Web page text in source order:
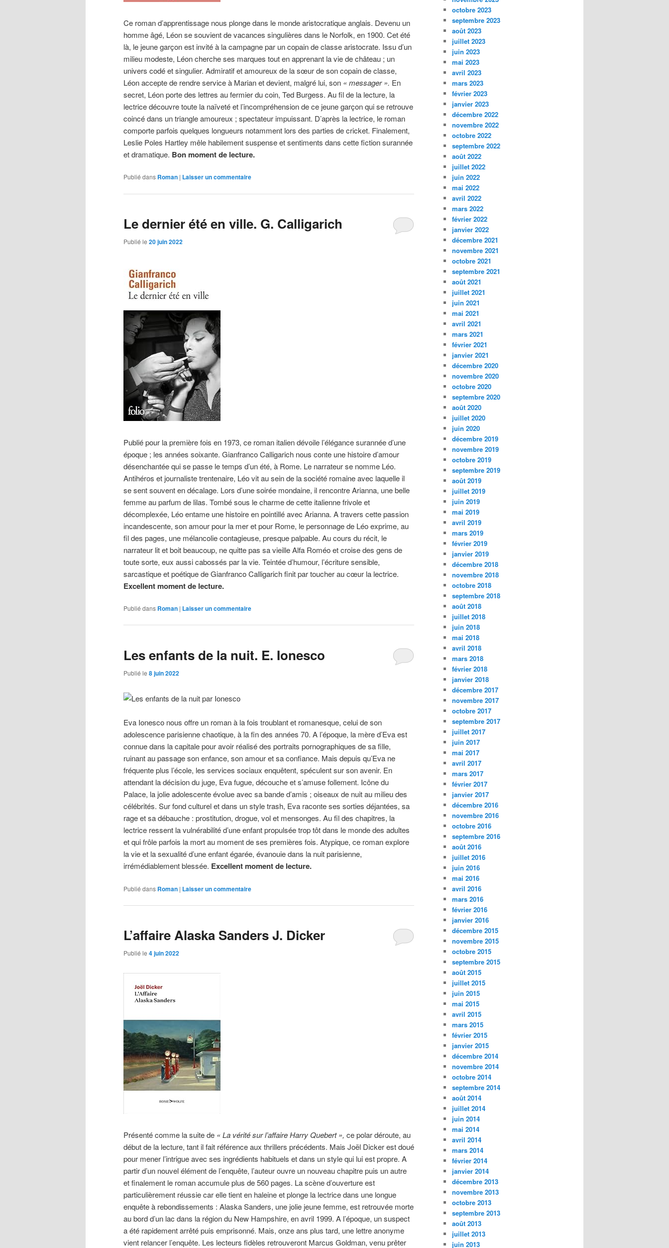
Ce roman d’apprentissage nous plonge dans le monde aristocratique anglais. Devenu un
homme âgé, Léon se souvient de vacances singulières dans le Norfolk, en 1900. Cet été
là, le jeune garçon est invité à la campagne par un copain de classe aristocrate. Issu d’un
milieu modeste, Léon cherche ses marques tout en apprenant la vie de château ; un
univers codé et singulier. Admiratif et amoureux de la sœur de son copain de classe,
Léon accepte de rendre service à Marian et devient, malgré lui, son « messager ». En
secret, Léon porte des lettres au fermier du coin, Ted Burgess. Au fil de la lecture, la
lectrice découvre toute la naïveté et l’incompréhension de ce jeune garçon qui se retrouve
coincé dans un triangle amoureux ; spectateur impuissant. D’après la lectrice, le roman
comporte parfois quelques longueurs notamment lors des parties de cricket. Finalement,
Leslie Poles Hartley mêle habilement suspense et sentiments dans cette fiction surannée
et dramatique. Bon moment de lecture.
Publié dans Roman | Laisser un commentaire
Le dernier été en ville. G. Calligarich
Publié le 20 juin 2022
Publié pour la première fois en 1973, ce roman italien dévoile l’élégance surannée d’une
époque ; les années soixante. Gianfranco Calligarich nous conte une histoire d’amour
désenchantée qui se passe le temps d’un été, à Rome. Le narrateur se nomme Léo.
Antihéros et journaliste trentenaire, Léo vit au sein de la société romaine avec laquelle il
se sent souvent en décalage. Lors d’une soirée mondaine, il rencontre Arianna, une belle
femme au parfum de lilas. Tombé sous le charme de cette italienne frivole et
décomplexée, Léo entame une histoire en pointillé avec Arianna. A travers cette passion
incandescente, son amour pour la mer et pour Rome, le personnage de Léo exprime, au
fil des pages, une mélancolie contagieuse, presque palpable. Au cours du récit, le
narrateur lit et boit beaucoup, ne quitte pas sa vieille Alfa Roméo et croise des gens de
toute sorte, eux aussi cabossés par la vie. Teintée d’humour, l’écriture sensible,
sarcastique et poétique de Gianfranco Calligarich finit par toucher au cœur la lectrice.
Excellent moment de lecture.
Publié dans Roman | Laisser un commentaire
Les enfants de la nuit. E. Ionesco
Publié le 8 juin 2022
Eva Ionesco nous offre un roman à la fois troublant et romanesque, celui de son
adolescence parisienne chaotique, à la fin des années 70. A l’époque, la mère d’Eva est
connue dans la capitale pour avoir réalisé des portraits pornographiques de sa fille,
ruinant au passage son enfance, son amour et sa confiance. Mais depuis qu’Eva ne
fréquente plus l’école, les services sociaux enquêtent, spéculent sur son avenir. En
attendant la décision du juge, Eva fugue, découche et s’amuse follement. Icône du
Palace, la jolie adolescente évolue avec sa bande d’amis ; oiseaux de nuit au milieu des
célébrités. Sur fond culturel et dans un style trash, Eva raconte ses sorties déjantées, sa
rage et sa débauche : prostitution, drogue, vol et mensonges. Au fil des chapitres, la
lectrice ressent la vulnérabilité d’une enfant propulsée trop tôt dans le monde des adultes
et qui frôle parfois la mort au moment de ses premières fois. Atypique, ce roman explore
la vie et la sexualité d’une enfant égarée, évanouie dans la nuit parisienne,
irrémédiablement blessée. Excellent moment de lecture.
Publié dans Roman | Laisser un commentaire
L’affaire Alaska Sanders J. Dicker
Publié le 4 juin 2022
Présenté comme la suite de « La vérité sur l’affaire Harry Quebert », ce polar déroute, au
début de la lecture, tant il fait référence aux thrillers précédents. Mais Joël Dicker est doué
pour mener l’intrigue avec ses ingrédients habituels et dans un style qui lui est propre. A
partir d’un nouvel élément de l’enquête, l’auteur ouvre un nouveau chapitre puis un autre
et finalement le roman accumule plus de 560 pages. La scène d’ouverture est
particulièrement réussie car elle tient en haleine et plonge la lectrice dans une longue
enquête à rebondissements : Alaska Sanders, une jolie jeune femme, est retrouvée morte
au bord d’un lac dans la région du New Hampshire, en avril 1999. A l’époque, un suspect
a été rapidement arrêté puis emprisonné. Mais, onze ans plus tard, une lettre anonyme
vient relancer l’enquête. Les lecteurs fidèles retrouveront Marcus Goldman, venu prêter
octobre 2023
septembre 2023
août 2023
juillet 2023
juin 2023
mai 2023
avril 2023
mars 2023
février 2023
janvier 2023
décembre 2022
novembre 2022
octobre 2022
septembre 2022
août 2022
juillet 2022
juin 2022
mai 2022
avril 2022
mars 2022
février 2022
janvier 2022
décembre 2021
novembre 2021
octobre 2021
septembre 2021
août 2021
juillet 2021
juin 2021
mai 2021
avril 2021
mars 2021
février 2021
janvier 2021
décembre 2020
novembre 2020
octobre 2020
septembre 2020
août 2020
juillet 2020
juin 2020
décembre 2019
novembre 2019
octobre 2019
septembre 2019
août 2019
juillet 2019
juin 2019
mai 2019
avril 2019
mars 2019
février 2019
janvier 2019
décembre 2018
novembre 2018
octobre 2018
septembre 2018
août 2018
juillet 2018
juin 2018
mai 2018
avril 2018
mars 2018
février 2018
janvier 2018
décembre 2017
novembre 2017
octobre 2017
septembre 2017
juillet 2017
juin 2017
mai 2017
avril 2017
mars 2017
février 2017
janvier 2017
décembre 2016
novembre 2016
octobre 2016
septembre 2016
août 2016
juillet 2016
juin 2016
mai 2016
avril 2016
mars 2016
février 2016
janvier 2016
décembre 2015
novembre 2015
octobre 2015
septembre 2015
août 2015
juillet 2015
juin 2015
mai 2015
avril 2015
mars 2015
février 2015
janvier 2015
décembre 2014
novembre 2014
octobre 2014
septembre 2014
août 2014
juillet 2014
juin 2014
mai 2014
avril 2014
mars 2014
février 2014
janvier 2014
décembre 2013
novembre 2013
octobre 2013
septembre 2013
août 2013
juillet 2013
juin 2013